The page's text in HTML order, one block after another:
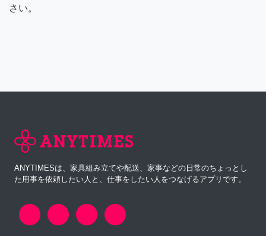
さい。
ANYTIMESは、家具組み立てや配送、家事などの日常のちょっとし
た用事を依頼したい人と、仕事をしたい人をつなげるアプリです。